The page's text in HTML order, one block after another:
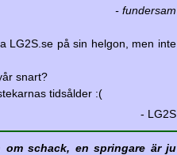
- fundersam
LG2S.se på sin helgon, men inte
snart?
tidsålder :(
- LG2S
om schack, en springare är ju